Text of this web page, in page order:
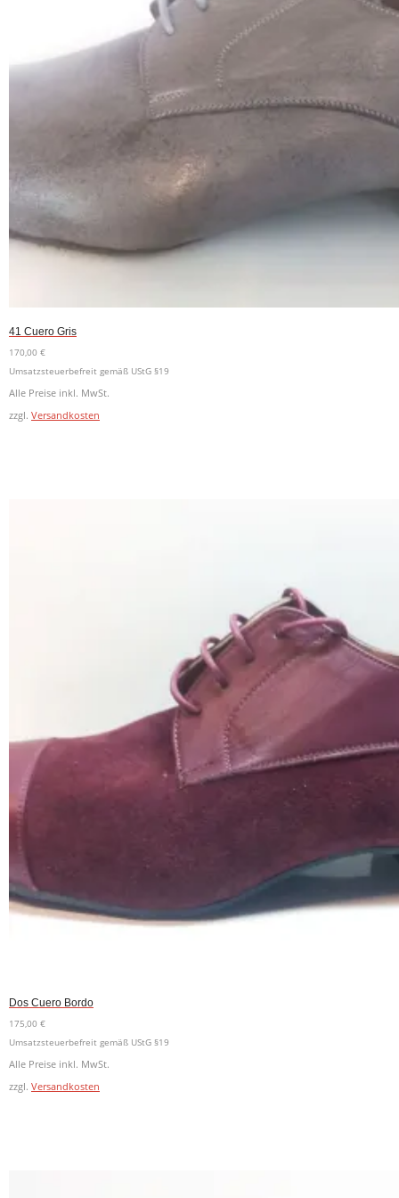
41 Cuero Gris
170,00 €
Umsatzsteuerbefreit gemäß UStG §19
Alle Preise inkl. MwSt.
zzgl. Versandkosten
Dos Cuero Bordo
175,00 €
Umsatzsteuerbefreit gemäß UStG §19
Alle Preise inkl. MwSt.
zzgl. Versandkosten